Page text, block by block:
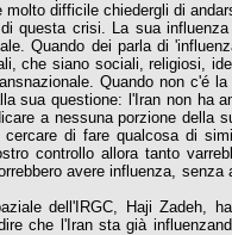
difficile chiedergli di
questa crisi. La sua
Quando dei parla di
che siano sociali, religiosi,
Quando non c'é
sua questione: l'Iran non ha
a nessuna porzione della
di fare qualcosa di
controllo allora tanto
avere influenza, senza
dell'IRGC, Haji Zadeh,
che l'Iran sta già